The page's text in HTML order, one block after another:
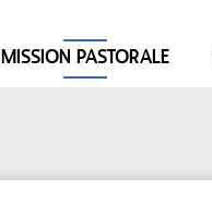
MISSION PASTORALE